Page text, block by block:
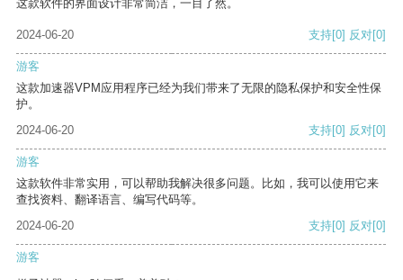
这款软件的界面设计非常简洁，一目了然。
2024-06-20 支持[0] 反对[0]
游客
这款加速器VPM应用程序已经为我们带来了无限的隐私保护和安全性保
护。
2024-06-20
支持[0] 反对[0]
游客
这款软件非常实用，可以帮助我解决很多问题。比如，我可以使用它来
查找资料、翻译语言、编写代码等。
2024-06-20
支持[0] 反对[0]
游客